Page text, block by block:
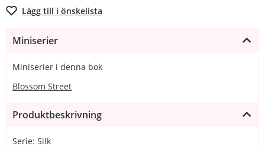
Lägg till i önskelista
Miniserier
Miniserier i denna bok
Blossom Street
Produktbeskrivning
Serie: Silk